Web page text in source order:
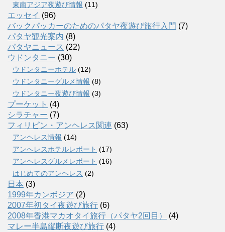
東南アジア夜遊び情報 (11)
エッセイ (96)
バックパッカーのためのパタヤ夜遊び旅行入門 (7)
パタヤ観光案内 (8)
パタヤニュース (22)
ウドンタニー (30)
ウドンタニーホテル (12)
ウドンタニーグルメ情報 (8)
ウドンタニー夜遊び情報 (3)
プーケット (4)
シラチャー (7)
フィリピン・アンヘレス関連 (63)
アンヘレス情報 (14)
アンへレスホテルレポート (17)
アンヘレスグルメレポート (16)
はじめてのアンヘレス (2)
日本 (3)
1999年カンボジア (2)
2007年初タイ夜遊び旅行 (6)
2008年香港マカオタイ旅行（パタヤ2回目）
(4)
マレー半島縦断夜遊び旅行 (4)